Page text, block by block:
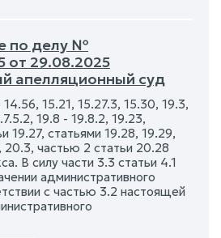
по делу №
от 29.08.2025
апелляционный суд
15.21, 15.27.3, 15.30, 19.3,
19.8 - 19.8.2, 19.23,
19.27, статьями 19.28, 19.29,
20.3, частью 2 статьи 20.28
В силу части 3.3 статьи 4.1
административного
с частью 3.2 настоящей